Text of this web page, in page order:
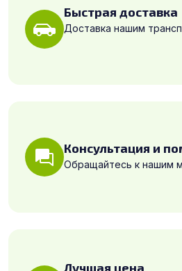
Быстрая доставка
Доставка нашим
Консультация и
Обращайтесь к нашим
Лучшая цена